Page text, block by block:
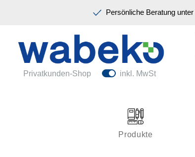
Persönliche Beratung unter
Privatkunden-Shop inkl. MwSt
Produkte
Ordnen & Registrieren
Papiere & Blöcke
Büroeinrichtung
Kleben & Versenden
Schreiben & Korrigieren